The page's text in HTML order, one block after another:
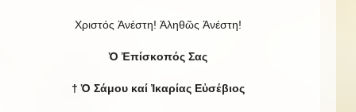
Χριστός Ἀνέστη! Ἀληθῶς Ἀνέστη!
Ὁ Ἐπίσκοπός Σας
† Ὁ Σάμου καί Ἰκαρίας Εὐσέβιος